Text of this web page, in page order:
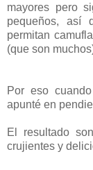
mayores pero
pequeños, así
permitan
(que son
Por eso
apunté en
El resultado
crujientes y